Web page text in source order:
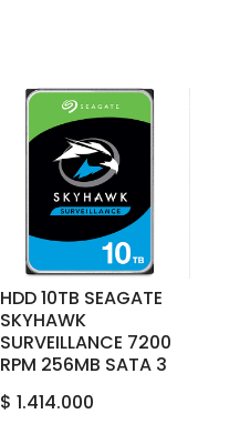
HDD 10TB SEAGATE
SKYHAWK
SURVEILLANCE 7200
RPM 256MB SATA 3
$ 1.414.000